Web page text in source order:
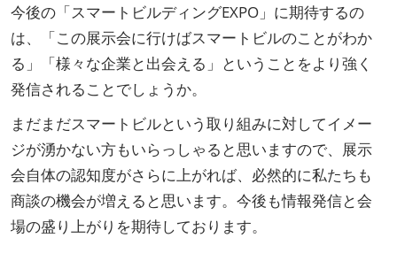
今後の「スマートビルディングEXPO」に期待するの
は、「この展示会に行けばスマートビルのことがわか
る」「様々な企業と出会える」ということをより強く
発信されることでしょうか。
まだまだスマートビルという取り組みに対してイメー
ジが湧かない方もいらっしゃると思いますので、展示
会自体の認知度がさらに上がれば、必然的に私たちも
商談の機会が増えると思います。今後も情報発信と会
場の盛り上がりを期待しております。